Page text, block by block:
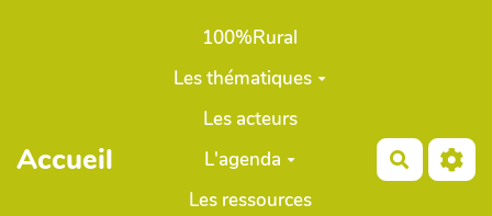
Aller au contenu principal
Accueil
100%Rural
Les thématiques
Les acteurs
L'agenda
Les ressources